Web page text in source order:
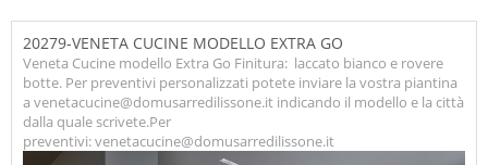
20279-VENETA CUCINE MODELLO EXTRA GO
Veneta Cucine modello Extra Go Finitura: laccato bianco e rovere
botte. Per preventivi personalizzati potete inviare la vostra piantina
a venetacucine@domusarredilissone.it indicando il modello e la città
dalla quale scrivete.Per
preventivi: venetacucine@domusarredilissone.it